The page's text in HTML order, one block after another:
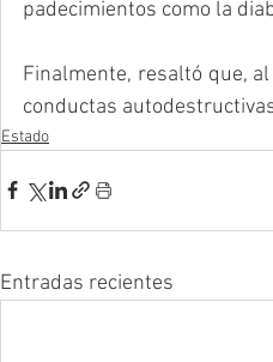
padecimientos como la
Finalmente, resaltó que,
conductas
Estado
Entradas recientes